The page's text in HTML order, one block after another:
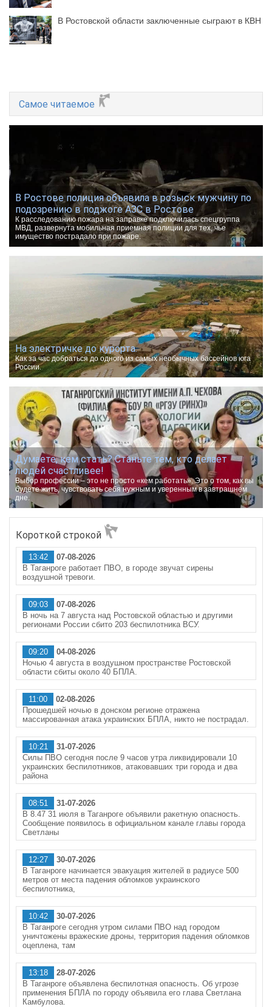
В Ростовской области заключенные сыграют в КВН
Самое читаемое
В Ростове полиция объявила в розыск мужчину по
подозрению в поджоге АЗС в Ростове
К расследованию пожара на заправке подключилась спецгруппа
МВД, развернута мобильная приемная полиции для тех, чье
имущество пострадало при пожаре.
На электричке до курорта.
Как за час добраться до одного из самых необычных бассейнов юга
России.
Думаете, кем стать? Станьте тем, кто делает
людей счастливее!
Выбор профессии – это не просто «кем работать». Это о том, как вы
будете жить, чувствовать себя нужным и уверенным в завтрашнем
дне.
Короткой строкой
13:42
07-08-2026
В Таганроге работает ПВО, в городе звучат сирены
воздушной тревоги.
09:03
07-08-2026
В ночь на 7 августа над Ростовской областью и другими
регионами России сбито 203 беспилотника ВСУ.
09:20
04-08-2026
Ночью 4 августа в воздушном пространстве Ростовской
области сбиты около 40 БПЛА.
11:00
02-08-2026
Прошедшей ночью в донском регионе отражена
массированная атака украинских БПЛА, никто не пострадал.
10:21
31-07-2026
Силы ПВО сегодня после 9 часов утра ликвидировали 10
украинских беспилотников, атаковавших три города и два
района
08:51
31-07-2026
В 8.47 31 июля в Таганроге объявили ракетную опасность.
Сообщение появилось в официальном канале главы города
Светланы
12:27
30-07-2026
В Таганроге начинается эвакуация жителей в радиусе 500
метров от места падения обломков украинского
беспилотника,
10:42
30-07-2026
В Таганроге сегодня утром силами ПВО над городом
уничтожены вражеские дроны, территория падения обломков
оцеплена, там
13:18
28-07-2026
В Таганроге объявлена беспилотная опасность. Об угрозе
применения БПЛА по городу объявила его глава Светлана
Камбулова.